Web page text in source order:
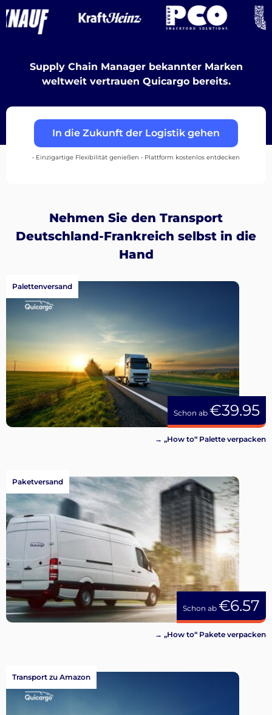
Deutsch
Einloggen
Registrieren
Supply Chain Manager bekannter Marken
weltweit vertrauen Quicargo bereits.
In die Zukunft der Logistik gehen
• Einzigartige Flexibilität genießen • Plattform kostenlos entdecken
Nehmen Sie den Transport
Deutschland-Frankreich selbst in die
Hand
Schon ab €39.95
Palettenversand
→ „How to“ Palette verpacken
Schon ab €6.57
Paketversand
→ „How to“ Pakete verpacken
Transport zu Amazon